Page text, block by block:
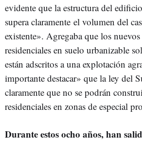
evidente que la estructura del
supera claramente el volumen del
existente». Agregaba que los
residenciales en suelo urbanizable
están adscritos a una explotación
importante destacar» que la ley del
claramente que no se podrán
residenciales en zonas de especial
Durante estos ocho años, han